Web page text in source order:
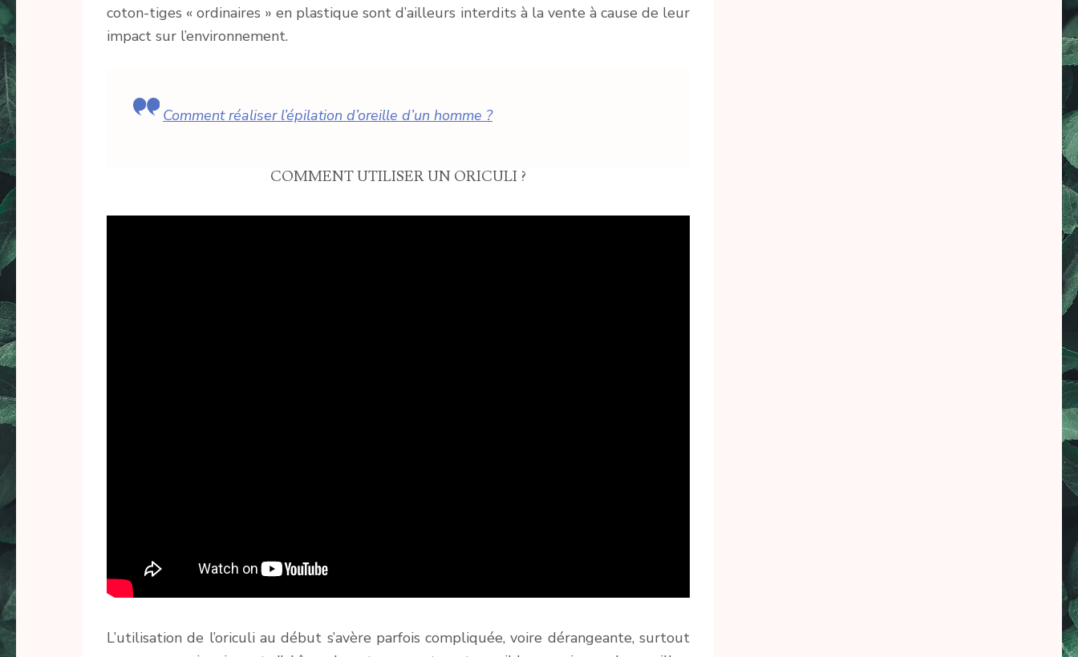
coton-tiges « ordinaires » en plastique sont d’ailleurs interdits à la vente à cause de leur
impact sur l’environnement.
Comment réaliser l’épilation d’oreille d’un homme ?
COMMENT UTILISER UN ORICULI ?
L’utilisation de l’oriculi au début s’avère parfois compliquée, voire dérangeante, surtout